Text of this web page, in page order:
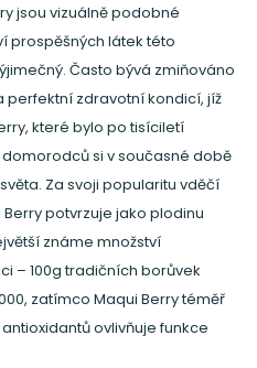
jsou vizuálně podobné
prospěšných látek této
Často bývá zmiňováno
perfektní zdravotní kondicí, jíž
které bylo po tisíciletí
si v současné době
Za svoji popularitu vděčí
potvrzuje jako plodinu
známe množství
– 100g tradičních borůvek
zatímco Maqui Berry téměř
ovlivňuje funkce